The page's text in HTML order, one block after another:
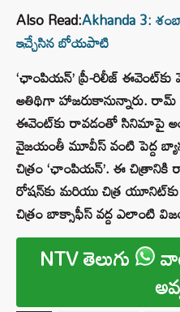
Also Read:Akhanda 3:
ఇచ్చేసిన బోయపాటి
‘ఛాంపియన్’ ప్రీ-రిలీజ్
అతిథిగా హాజరుకానున్నారు.
ఈవెంట్‌కు రావడంతో సినిమాపై
వైజయంతీ మూవీస్ వంటి పెద్ద
చిత్రం ‘ఛాంపియన్’. ఈ చిత్రానికి
రోషన్‌కు మరియు చిత్ర
చిత్రం బాక్సాఫీస్ వద్ద ఎలాంటి
NTV తెలుగు